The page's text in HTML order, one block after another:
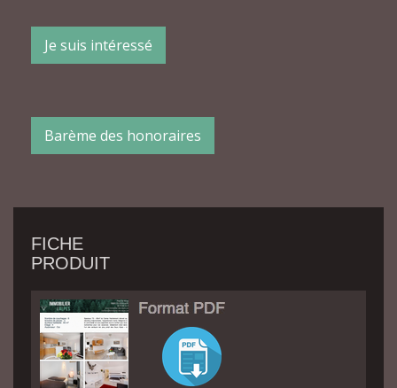
Je suis intéressé
Barème des honoraires
FICHE
PRODUIT